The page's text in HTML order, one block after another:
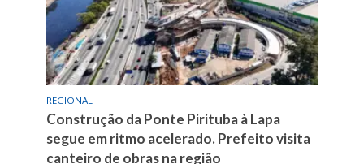
REGIONAL
Construção da Ponte Pirituba à Lapa
segue em ritmo acelerado. Prefeito visita
canteiro de obras na região